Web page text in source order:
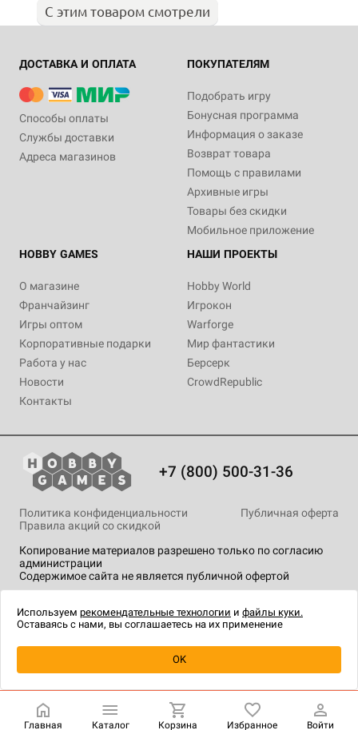
Купить| 9 990 ₽
С этим товаром смотрели
ДОСТАВКА И ОПЛАТА
Способы оплаты
Службы доставки
Адреса магазинов
ПОКУПАТЕЛЯМ
Подобрать игру
Бонусная программа
Информация о заказе
Возврат товара
Помощь с правилами
Архивные игры
Товары без скидки
Мобильное приложение
HOBBY GAMES
О магазине
Франчайзинг
Игры оптом
Корпоративные подарки
Работа у нас
Новости
Контакты
НАШИ ПРОЕКТЫ
Hobby World
Игрокон
Warforge
Мир фантастики
Берсерк
CrowdRepublic
+7 (800) 500-31-36
Копирование материалов разрешено только по согласию
администрации
Содержимое сайта не является публичной офертой
Политика конфиденциальности
Публичная оферта
Правила акций со скидкой
технологии.
Главная Каталог Корзина Избранное Войти
Используем рекомендательные технологии и файлы куки.
Оставаясь с нами, вы соглашаетесь на их применение
OK